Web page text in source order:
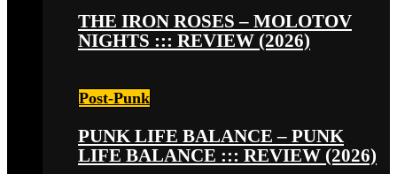
THE IRON ROSES – MOLOTOV
NIGHTS ::: REVIEW (2026)
Post-Punk
PUNK LIFE BALANCE – PUNK
LIFE BALANCE ::: REVIEW (2026)